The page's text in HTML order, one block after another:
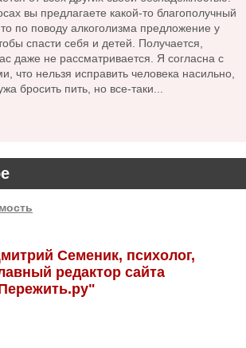
Семеник, психолог,
редактор сайта
вы предлагаете какой-то благополучный
по поводу алкоголизма предложение у
спасти себя и детей. Получается,
даже не рассматривается. Я согласна с
что нельзя исправить человека насильно,
бросить пить, но все-таки...